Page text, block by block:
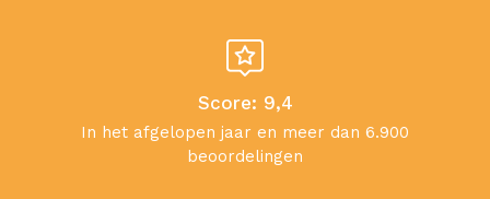
Score: 9,4
In het afgelopen jaar en meer dan 6.900
beoordelingen